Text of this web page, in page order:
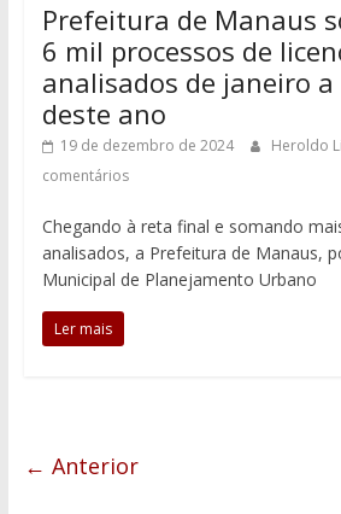
Prefeitura de Manaus
6 mil processos de
analisados de janeiro
deste ano
19 de dezembro de 2024 Heroldo
comentários
Chegando à reta final e somando
analisados, a Prefeitura de Manaus,
Municipal de Planejamento Urbano
Ler mais
← Anterior